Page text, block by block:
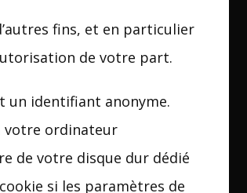
fins, et en particulier
de votre part.
un identifiant anonyme.
votre ordinateur
de votre disque dur dédié
si les paramètres de